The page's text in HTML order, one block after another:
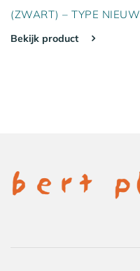
(ZWART) – TYPE NIEUW
Bekijk product